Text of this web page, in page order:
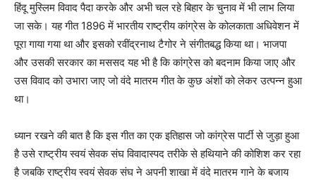
हिंदू मुस्लिम विवाद पैदा करके और अभी चल रहे बिहार के चुनाव में भी लाभ लिया
जा सके। यह गीत 1896 में भारतीय राष्ट्रीय कांग्रेस के कोलकाता अधिवेशन में
पूरा गाया गया था और इसको रवींद्रनाथ टैगोर ने संगीतबद्ध किया था। भाजपा
और उसकी सरकार का मससद यह भी है कि कांग्रेस को बदनाम किया जाए और
उस विवाद को उभारा जाए जो वंदे मातरम गीत के कुछ अंशों को लेकर उत्पन्न हुआ
था।
ध्यान रखने की बात है कि इस गीत का एक इतिहास जो कांग्रेस पार्टी से जुड़ा हुआ
है उसे राष्ट्रीय स्वयं सेवक संघ विवादास्पद तरीके से हथियाने की कोशिश कर रहा
है जबकि राष्ट्रीय स्वयं सेवक संघ ने अपनी शाखा में वंदे मातरम गाने के बजाय